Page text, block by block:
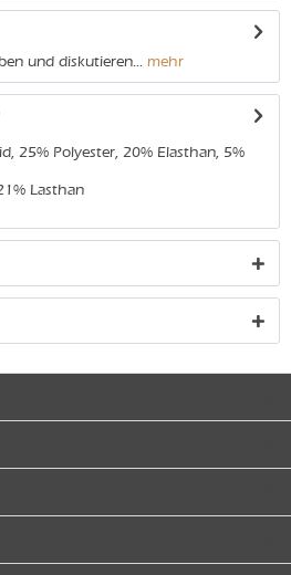
und diskutieren... mehr
25% Polyester, 20% Elasthan, 5%
Lasthan